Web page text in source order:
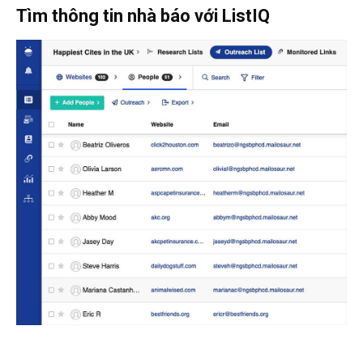
Tìm thông tin nhà báo với ListIQ